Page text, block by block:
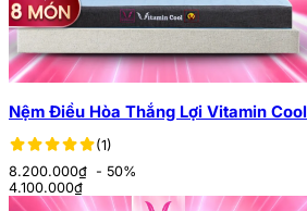
Nệm Điều Hòa Thắng Lợi Vitamin Cool
(1)
8.200.000₫ - 50%
4.100.000₫